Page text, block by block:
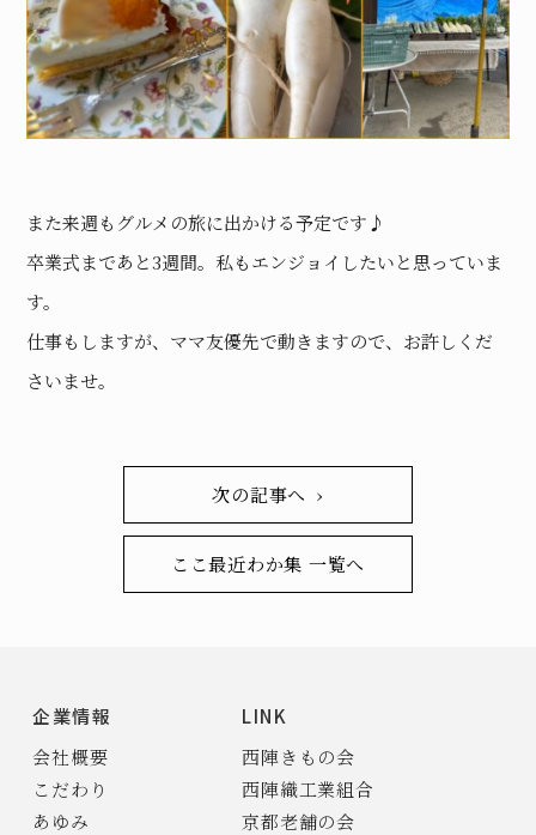
また来週もグルメの旅に出かける予定です♪
卒業式まであと3週間。私もエンジョイしたいと思っていま
す。
仕事もしますが、ママ友優先で動きますので、お許しくだ
さいませ。
次の記事へ ›
ここ最近わか集 一覧へ
企業情報
会社概要
こだわり
あゆみ
LINK
西陣きもの会
西陣織工業組合
京都老舗の会